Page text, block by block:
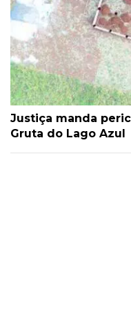
Justiça manda
Gruta do Lago Azul